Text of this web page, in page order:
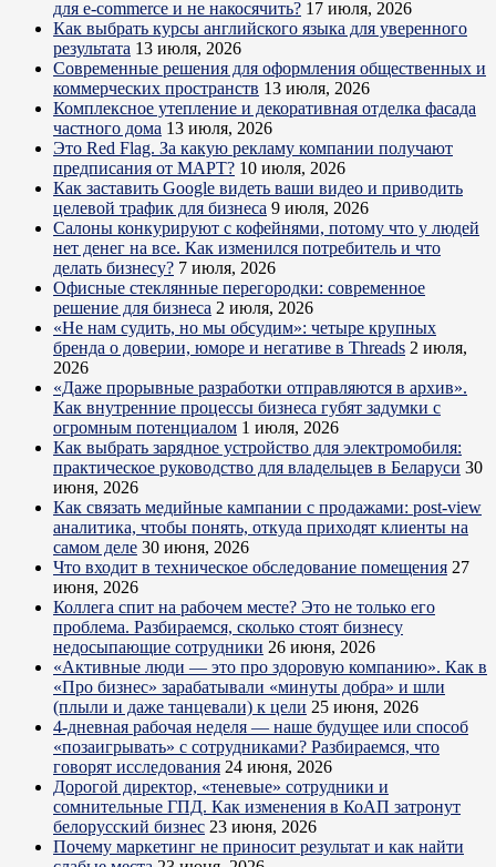
для e-commerce и не накосячить? 17 июля, 2026
Как выбрать курсы английского языка для уверенного
результата 13 июля, 2026
Современные решения для оформления общественных и
коммерческих пространств 13 июля, 2026
Комплексное утепление и декоративная отделка фасада
частного дома 13 июля, 2026
Это Red Flag. За какую рекламу компании получают
предписания от МАРТ? 10 июля, 2026
Как заставить Google видеть ваши видео и приводить
целевой трафик для бизнеса 9 июля, 2026
Салоны конкурируют с кофейнями, потому что у людей
нет денег на все. Как изменился потребитель и что
делать бизнесу? 7 июля, 2026
Офисные стеклянные перегородки: современное
решение для бизнеса 2 июля, 2026
«Не нам судить, но мы обсудим»: четыре крупных
бренда о доверии, юморе и негативе в Threads 2 июля,
2026
«Даже прорывные разработки отправляются в архив».
Как внутренние процессы бизнеса губят задумки с
огромным потенциалом 1 июля, 2026
Как выбрать зарядное устройство для электромобиля:
практическое руководство для владельцев в Беларуси 30
июня, 2026
Как связать медийные кампании с продажами: post-view
аналитика, чтобы понять, откуда приходят клиенты на
самом деле 30 июня, 2026
Что входит в техническое обследование помещения 27
июня, 2026
Коллега спит на рабочем месте? Это не только его
проблема. Разбираемся, сколько стоят бизнесу
недосыпающие сотрудники 26 июня, 2026
«Активные люди — это про здоровую компанию». Как в
«Про бизнес» зарабатывали «минуты добра» и шли
(плыли и даже танцевали) к цели 25 июня, 2026
4-дневная рабочая неделя — наше будущее или способ
«позаигрывать» с сотрудниками? Разбираемся, что
говорят исследования 24 июня, 2026
Дорогой директор, «теневые» сотрудники и
сомнительные ГПД. Как изменения в КоАП затронут
белорусский бизнес 23 июня, 2026
Почему маркетинг не приносит результат и как найти